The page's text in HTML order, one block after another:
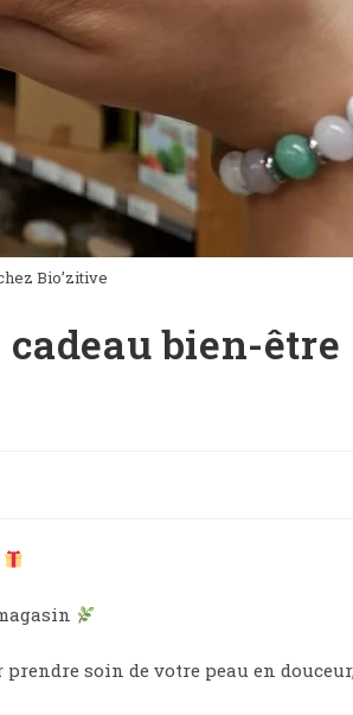
Bio’zitive
bien-être
soin de votre peau en